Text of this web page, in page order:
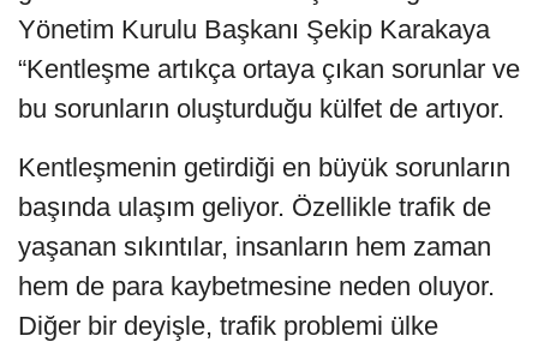
Yönetim Kurulu Başkanı Şekip Karakaya
“Kentleşme artıkça ortaya çıkan sorunlar ve
bu sorunların oluşturduğu külfet de artıyor.
Kentleşmenin getirdiği en büyük sorunların
başında ulaşım geliyor. Özellikle trafik de
yaşanan sıkıntılar, insanların hem zaman
hem de para kaybetmesine neden oluyor.
Diğer bir deyişle, trafik problemi ülke